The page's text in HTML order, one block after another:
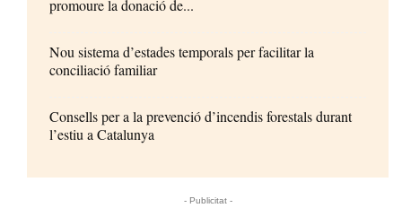
promoure la donació de...
Nou sistema d’estades temporals per facilitar la
conciliació familiar
Consells per a la prevenció d’incendis forestals durant
l’estiu a Catalunya
- Publicitat -